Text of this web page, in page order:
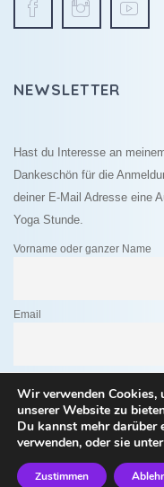
NEWSLETTER
Hast du Interesse an
Dankeschön für die
deiner E-Mail Adresse eine
Yoga Stunde.
Vorname oder ganzer Name
Email
Wir verwenden Cookies,
unserer Website zu
Du kannst mehr darüber
verwenden, oder sie unter
Zustimmen